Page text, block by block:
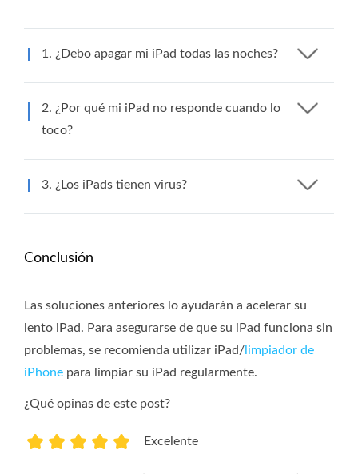
1. ¿Debo apagar mi iPad todas las noches?
2. ¿Por qué mi iPad no responde cuando lo
toco?
3. ¿Los iPads tienen virus?
Conclusión
Las soluciones anteriores lo ayudarán a acelerar su
lento iPad. Para asegurarse de que su iPad funciona sin
problemas, se recomienda utilizar iPad/ limpiador de
iPhone para limpiar su iPad regularmente.
¿Qué opinas de este post?
Excelente